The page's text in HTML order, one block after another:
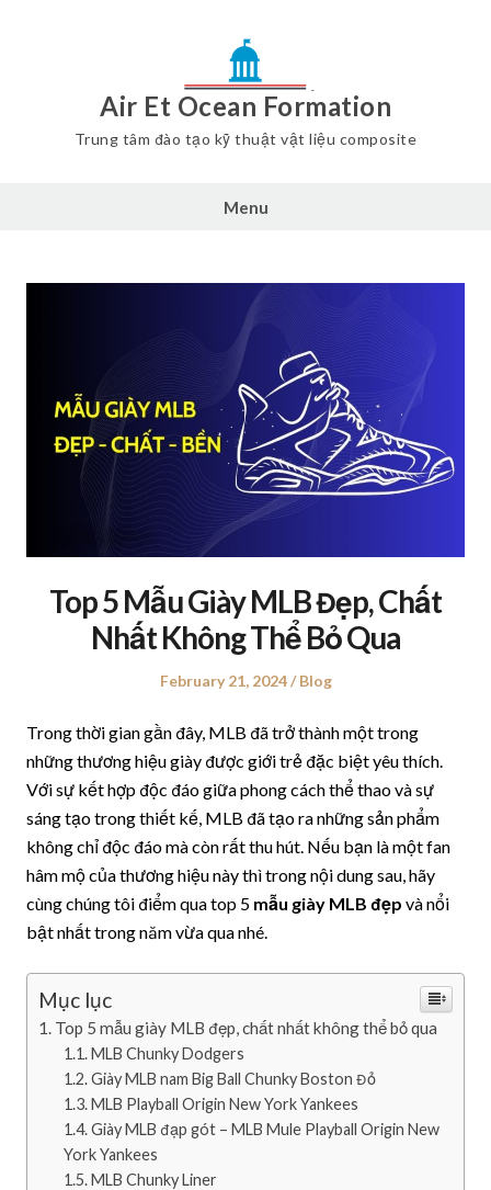
Air Et Ocean Formation
Trung tâm đào tạo kỹ thuật vật liệu composite
Menu
Top 5 Mẫu Giày MLB Đẹp, Chất
Nhất Không Thể Bỏ Qua
Posted
February 21, 2024
Posted
Blog
Trong thời gian gần đây, MLB đã trở thành một trong
những thương hiệu giày được giới trẻ đặc biệt yêu thích.
Với sự kết hợp độc đáo giữa phong cách thể thao và sự
sáng tạo trong thiết kế, MLB đã tạo ra những sản phẩm
không chỉ độc đáo mà còn rất thu hút. Nếu bạn là một fan
hâm mộ của thương hiệu này thì trong nội dung sau, hãy
cùng chúng tôi điểm qua top 5 mẫu giày MLB đẹp và nổi
bật nhất trong năm vừa qua nhé.
Mục lục
Top 5 mẫu giày MLB đẹp, chất nhất không thể bỏ qua
MLB Chunky Dodgers
Giày MLB nam Big Ball Chunky Boston Đỏ
MLB Playball Origin New York Yankees
Giày MLB đạp gót – MLB Mule Playball Origin New
York Yankees
MLB Chunky Liner